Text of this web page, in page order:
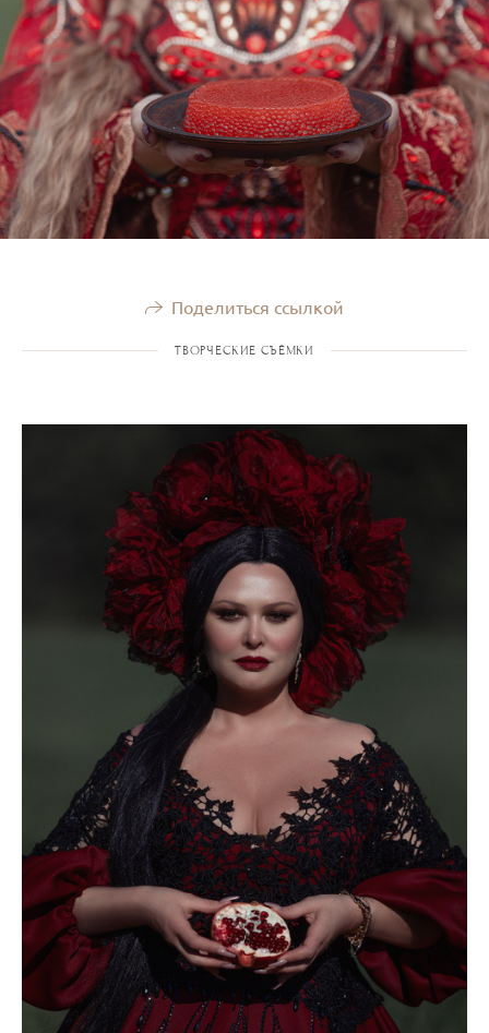
Поделиться ссылкой
ТВОРЧЕСКИЕ СЪЁМКИ